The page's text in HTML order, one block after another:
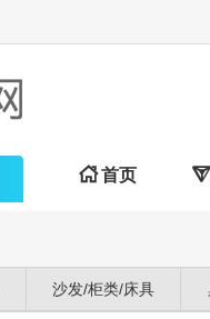
首页 
沙发/柜类/床具